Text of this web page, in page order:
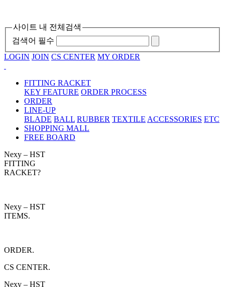
사이트 내 전체검색
검색어 필수
LOGIN JOIN CS CENTER MY ORDER
FITTING RACKET
KEY FEATURE ORDER PROCESS
ORDER
LINE-UP
BLADE BALL RUBBER TEXTILE ACCESSORIES ETC
SHOPPING MALL
FREE BOARD
Nexy – HST
FITTING
RACKET?
Nexy – HST
ITEMS.
ORDER.
CS CENTER.
Nexy – HST